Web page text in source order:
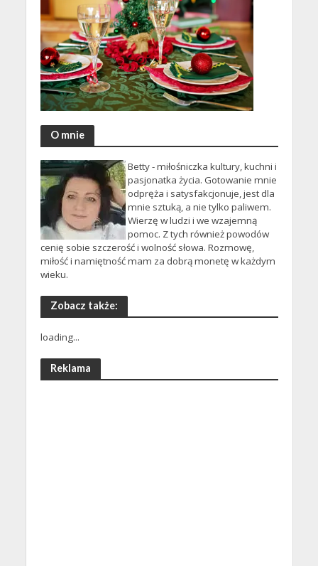
O mnie
Betty - miłośniczka kultury, kuchni i
pasjonatka życia. Gotowanie mnie
odpręża i satysfakcjonuje, jest dla
mnie sztuką, a nie tylko paliwem.
Wierzę w ludzi i we wzajemną
pomoc. Z tych również powodów
cenię sobie szczerość i wolność słowa. Rozmowę,
miłość i namiętność mam za dobrą monetę w każdym
wieku.
Zobacz także:
loading...
Reklama